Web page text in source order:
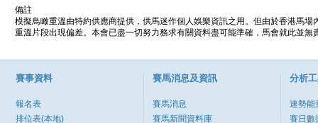
備註
模擬鳥瞰重溫由特約供應商提供，供馬迷作個人娛樂資訊之用。但由於香港馬
重溫片段出現偏差。本會已盡一切努力務求有關資料盡可能準確，馬會就此並
賽事資料
報名表
排位表(本地)
賽馬消息及資訊
賽馬消息
賽馬新聞資料庫
分析
速勢能
賽日數